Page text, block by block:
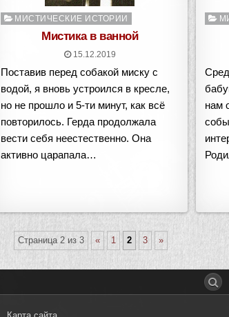
Опубликовано
МИСТИЧЕСКИЕ ИСТОРИИ
Мистика в ванной
15.12.2019
Поставив перед собакой миску с
водой, я вновь устроился в кресле,
но не прошло и 5-ти минут, как всё
повторилось. Герда продолжала
вести себя неестественно. Она
активно царапала…
нам
Страница 2 из 3 « 1 2 3 »